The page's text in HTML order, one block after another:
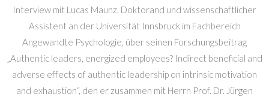
Interview mit Lucas Maunz, Doktorand und wissenschaftlicher
Assistent an der Universität Innsbruck im Fachbereich
Angewandte Psychologie, über seinen Forschungsbeitrag
„Authentic leaders, energized employees? Indirect beneficial and
adverse effects of authentic leadership on intrinsic motivation
and exhaustion“, den er zusammen mit Herrn Prof. Dr. Jürgen